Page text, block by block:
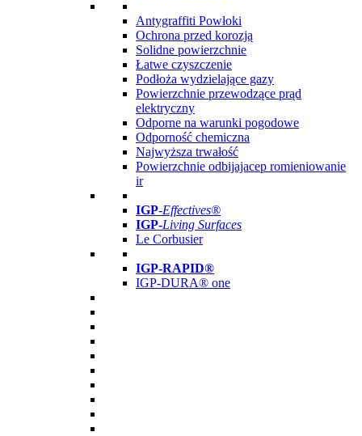
Antygraffiti Powłoki
Ochrona przed korozją
Solidne powierzchnie
Łatwe czyszczenie
Podłoża wydzielające gazy
Powierzchnie przewodzące prąd
elektryczny
Odporne na warunki pogodowe
Odporność chemiczna
Najwyższa trwałość
Powierzchnie odbijajacep romieniowanie
ir
IGP-Effectives®
IGP-Living Surfaces
Le Corbusier
IGP-RAPID®
IGP-DURA® one